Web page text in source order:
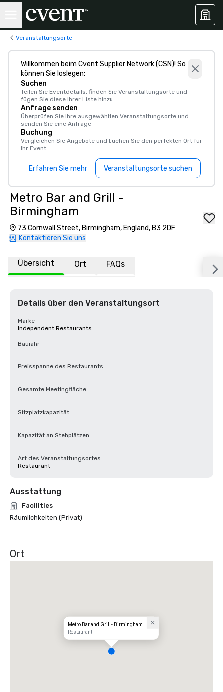
Veranstaltungsorte
Willkommen beim Cvent Supplier Network (CSN)! So
können Sie loslegen:
Suchen
Teilen Sie Eventdetails, finden Sie Veranstaltungsorte und
fügen Sie diese Ihrer Liste hinzu.
Anfrage senden
Überprüfen Sie Ihre ausgewählten Veranstaltungsorte und
senden Sie eine Anfrage
Buchung
Vergleichen Sie Angebote und buchen Sie den perfekten Ort für
Ihr Event
Erfahren Sie mehr Veranstaltungsorte suchen
Metro Bar and Grill -
Birmingham
73 Cornwall Street, Birmingham, England, B3 2DF
Kontaktieren Sie uns
Übersicht Ort FAQs
Details über den Veranstaltungsort
Marke
Independent Restaurants
Baujahr
-
Preisspanne des Restaurants
-
Gesamte Meetingfläche
-
Sitzplatzkapazität
-
Kapazität an Stehplätzen
-
Art des Veranstaltungsortes
Restaurant
Ausstattung
Facilities
Räumlichkeiten (Privat)
Ort
Metro Bar and Grill - Birmingham
Restaurant